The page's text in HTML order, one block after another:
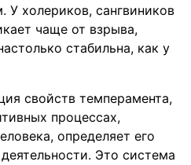
холериков, сангвиников
чаще от взрыва,
стабильна, как у
свойств темперамента,
процессах,
определяет его
Это система